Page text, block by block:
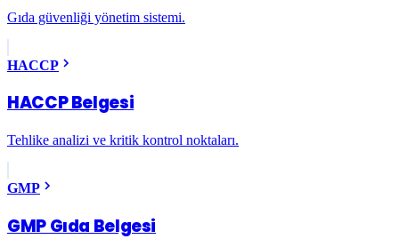
Gıda güvenliği yönetim sistemi.
HACCP
HACCP Belgesi
Tehlike analizi ve kritik kontrol noktaları.
GMP
GMP Gıda Belgesi